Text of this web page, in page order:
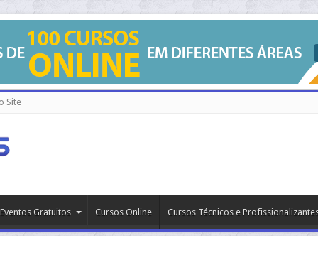
Site
Gratuitos Cursos Online Cursos Técnicos e